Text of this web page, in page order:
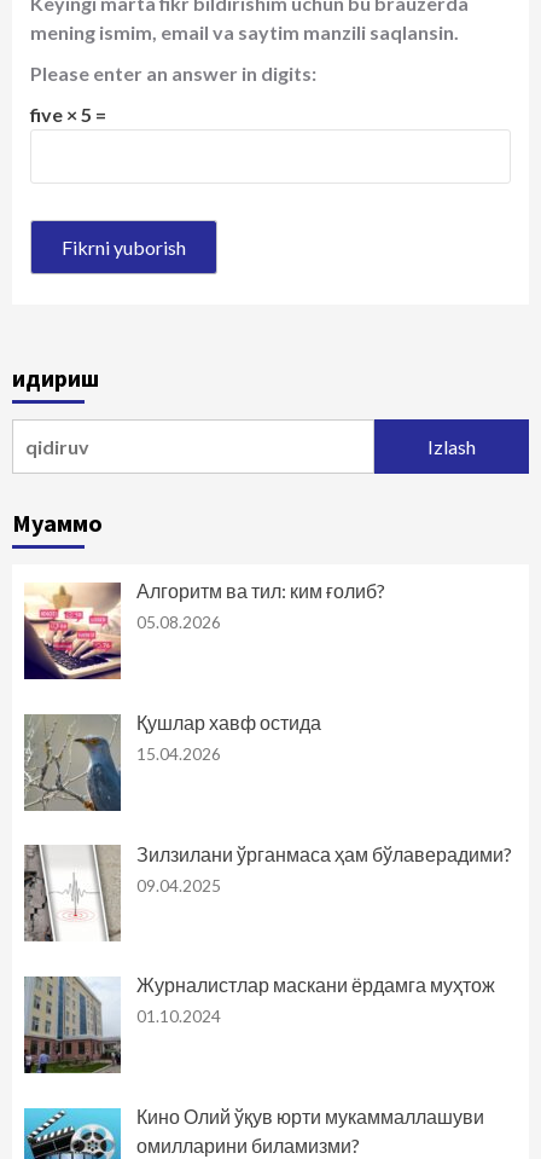
mening ismim, email va saytim manzili saqlansin.
Please enter an answer in digits:
five × 5 =
Қидириш
Муаммо
Алгоритм ва тил: ким ғолиб?
05.08.2026
Қушлар хавф остида
15.04.2026
Зилзилани ўрганмаса ҳам бўлаверадими?
09.04.2025
Журналистлар маскани ёрдамга муҳтож
01.10.2024
Кино Олий ўқув юрти мукаммаллашуви
омилларини биламизми?